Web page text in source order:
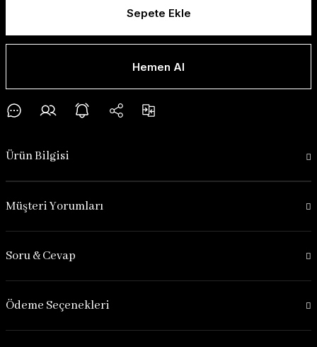
Sepete Ekle
Hemen Al
Ürün Bilgisi
Müşteri Yorumları
Soru & Cevap
Ödeme Seçenekleri